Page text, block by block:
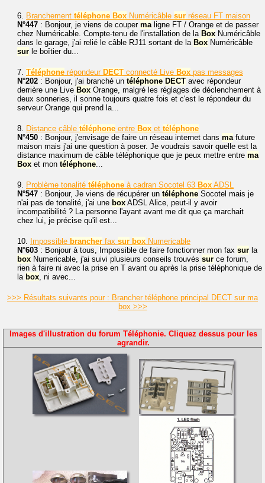
6. Branchement téléphone Box Numéricâble sur réseau FT maison
N°447 : Bonjour, je viens de couper maligne FT / Orange et de passer
chez Numéricable. Compte-tenu de l'installation de la Box Numéricâble
dans le garage, j'ai relié le câble RJ11 sortant de la Box Numéricâble
sur le boîtier du...
7. Téléphone répondeur DECT connecté Live Box pas messages
N°202 : Bonjour, j'ai branché un téléphone DECT avec répondeur
derrière une Live Box Orange, malgré les réglages de déclenchement à
deux sonneries, il sonne toujours quatre fois et c'est le répondeur du
serveur Orange qui prend la...
8. Distance câble téléphone entre Box et téléphone
N°450 : Bonjour, j'envisage de faire un réseau internet dans mafuture
maison mais j'ai une question à poser. Je voudrais savoir quelle est la
distance maximum de câble téléphonique que je peux mettre entre ma
Box et mon téléphone...
9. Problème tonalité téléphone à cadran Socotel 63 Box ADSL
N°547 : Bonjour, Je viens de récupérer un téléphone Socotel mais je
n'ai pas de tonalité, j'ai une box ADSL Alice, peut-il y avoir
incompatibilité ? La personne l'ayant avant me dit que ça marchait
chez lui, je précise qu'il est...
10. Impossible brancher fax sur box Numericable
N°603 : Bonjour à tous, Impossible de faire fonctionner mon fax sur la
box Numericable, j'ai suivi plusieurs conseils trouvés sur ce forum,
rien à faire ni avec la prise en T avant ou après la prise téléphonique de
la box, ni avec...
>>> Résultats suivants pour : Brancher téléphone principal DECT sur ma
box >>>
Images d'illustration du forum Téléphonie. Cliquez dessus pour les
agrandir.